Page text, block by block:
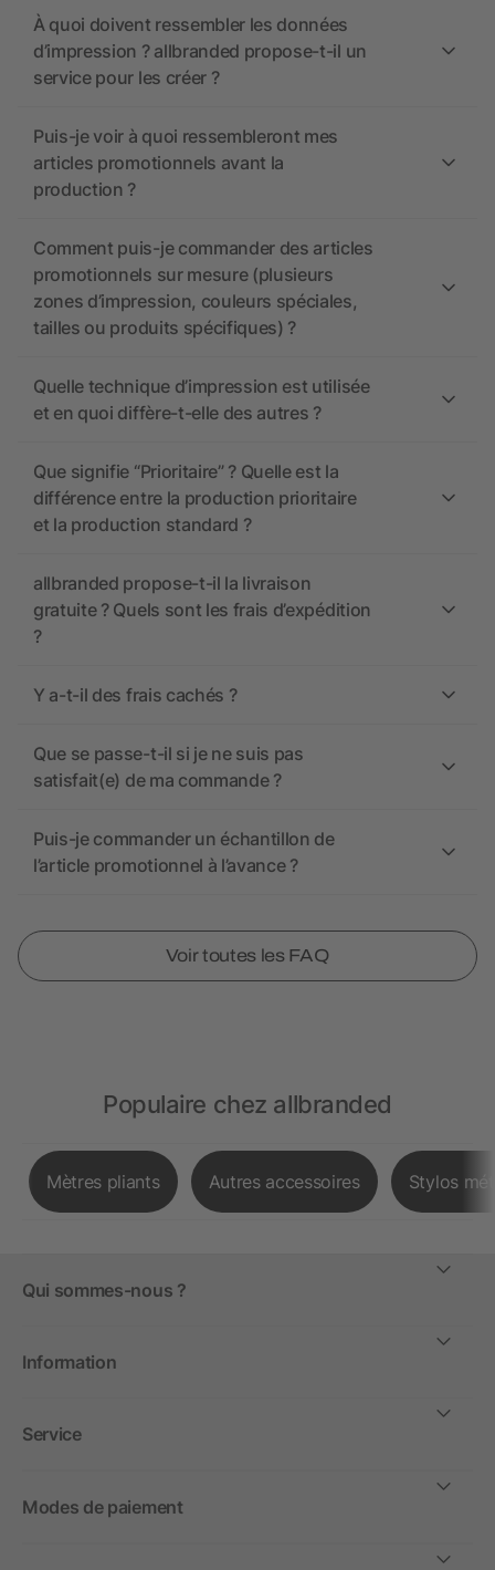
À quoi doivent ressembler les données
d’impression ? allbranded propose-t-il un
service pour les créer ?
Puis-je voir à quoi ressembleront mes
articles promotionnels avant la
production ?
Comment puis-je commander des articles
promotionnels sur mesure (plusieurs
zones d’impression, couleurs spéciales,
tailles ou produits spécifiques) ?
Quelle technique d’impression est utilisée
et en quoi diffère-t-elle des autres ?
Que signifie “Prioritaire” ? Quelle est la
différence entre la production prioritaire
et la production standard ?
allbranded propose-t-il la livraison
gratuite ? Quels sont les frais d’expédition
?
Y a-t-il des frais cachés ?
Que se passe-t-il si je ne suis pas
satisfait(e) de ma commande ?
Puis-je commander un échantillon de
l’article promotionnel à l’avance ?
Voir toutes les FAQ
Populaire chez allbranded
Mètres pliants Autres accessoires Stylos
Qui sommes-nous ?
Information
Service
Modes de paiement